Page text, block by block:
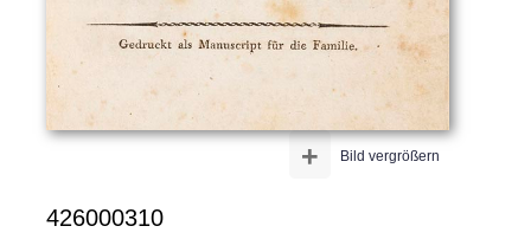
Bild vergrößern
+
426000310